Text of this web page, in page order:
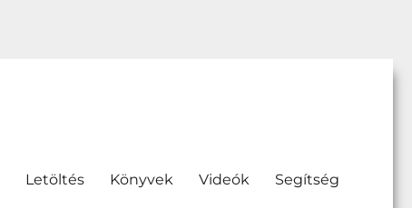
Letöltés Könyvek Videók Segítség